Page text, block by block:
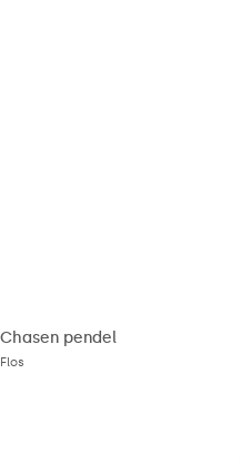
Chasen pendel
Flos